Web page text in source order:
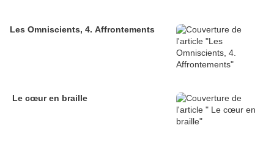
Les Omniscients, 4. Affrontements
Le cœur en braille